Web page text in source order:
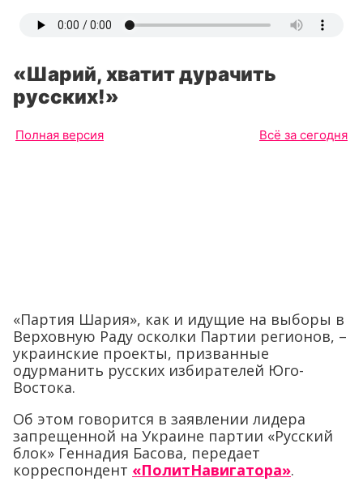
«Шарий, хватит дурачить
русских!»
Полная версия Всё за сегодня
«Партия Шария», как и идущие на выборы в
Верховную Раду осколки Партии регионов, –
украинские проекты, призванные
одурманить русских избирателей Юго-
Востока.
Об этом говорится в заявлении лидера
запрещенной на Украине партии «Русский
блок» Геннадия Басова, передает
корреспондент «ПолитНавигатора».